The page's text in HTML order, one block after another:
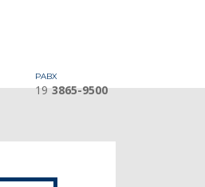
PABX
19 3865-9500